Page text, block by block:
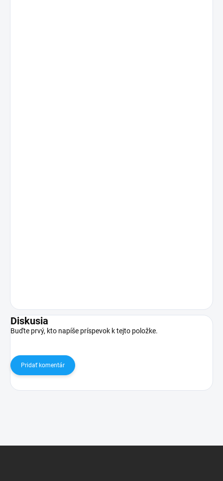
Diskusia
Buďte prvý, kto napíše príspevok k tejto položke.
Pridať komentár